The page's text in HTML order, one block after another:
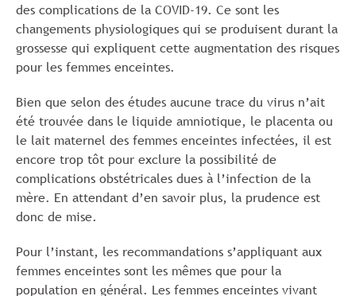
des complications de la COVID-19. Ce sont les
changements physiologiques qui se produisent durant la
grossesse qui expliquent cette augmentation des risques
pour les femmes enceintes.
Bien que selon des études aucune trace du virus n’ait
été trouvée dans le liquide amniotique, le placenta ou
le lait maternel des femmes enceintes infectées, il est
encore trop tôt pour exclure la possibilité de
complications obstétricales dues à l’infection de la
mère. En attendant d’en savoir plus, la prudence est
donc de mise.
Pour l’instant, les recommandations s’appliquant aux
femmes enceintes sont les mêmes que pour la
population en général. Les femmes enceintes vivant